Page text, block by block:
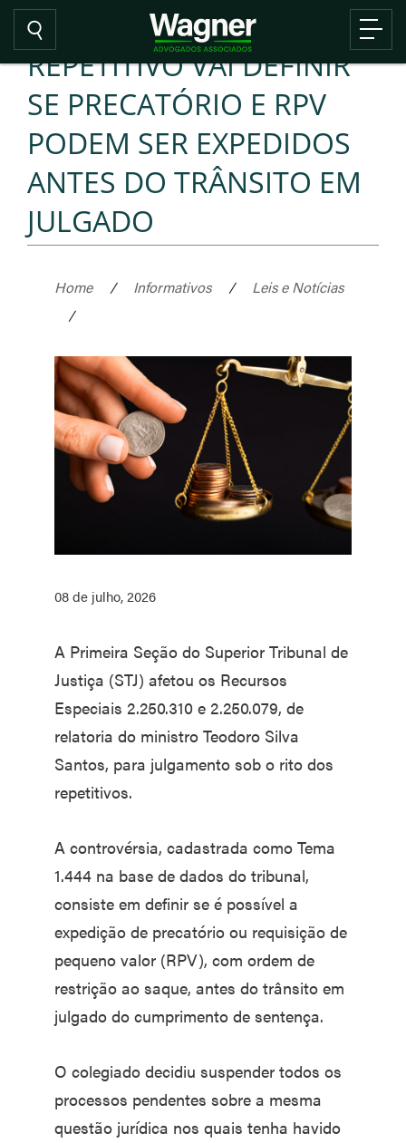
REPETITIVO VAI DEFINIR
SE PRECATÓRIO E RPV
PODEM SER EXPEDIDOS
ANTES DO TRÂNSITO EM
JULGADO
Home / Informativos /
Leis e Notícias
/
08 de julho, 2026
​A Primeira Seção do Superior Tribunal de
Justiça (STJ) afetou os Recursos
Especiais 2.250.310 e 2.250.079, de
relatoria do ministro Teodoro Silva
Santos, para julgamento sob o rito dos
repetitivos.
A controvérsia, cadastrada como Tema
1.444 na base de dados do tribunal,
consiste em definir se é possível a
expedição de precatório ou requisição de
pequeno valor (RPV), com ordem de
restrição ao saque, antes do trânsito em
julgado do cumprimento de sentença.
O colegiado decidiu suspender todos os
processos pendentes sobre a mesma
questão jurídica nos quais tenha havido